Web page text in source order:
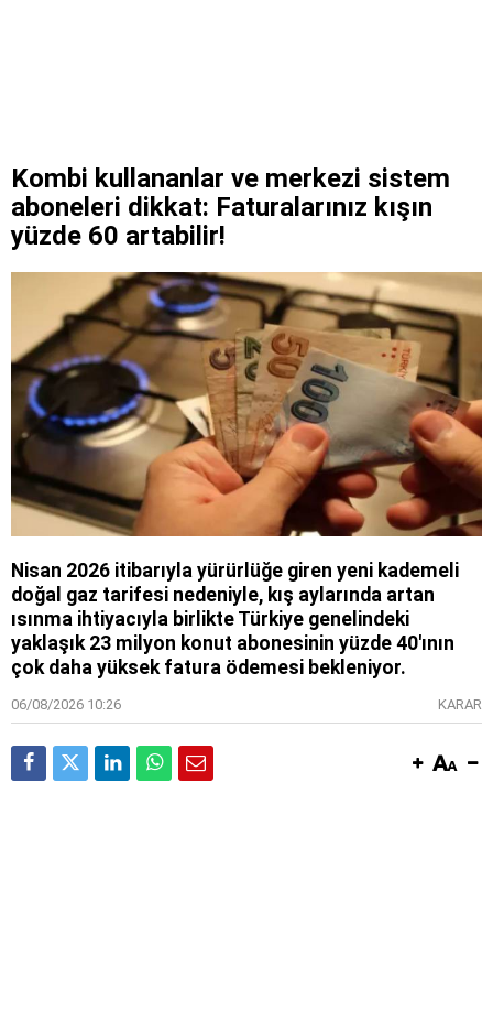
Kombi kullananlar ve merkezi sistem
aboneleri dikkat: Faturalarınız kışın
yüzde 60 artabilir!
Nisan 2026 itibarıyla yürürlüğe giren yeni kademeli
doğal gaz tarifesi nedeniyle, kış aylarında artan
ısınma ihtiyacıyla birlikte Türkiye genelindeki
yaklaşık 23 milyon konut abonesinin yüzde 40'ının
çok daha yüksek fatura ödemesi bekleniyor.
06/08/2026 10:26 KARAR